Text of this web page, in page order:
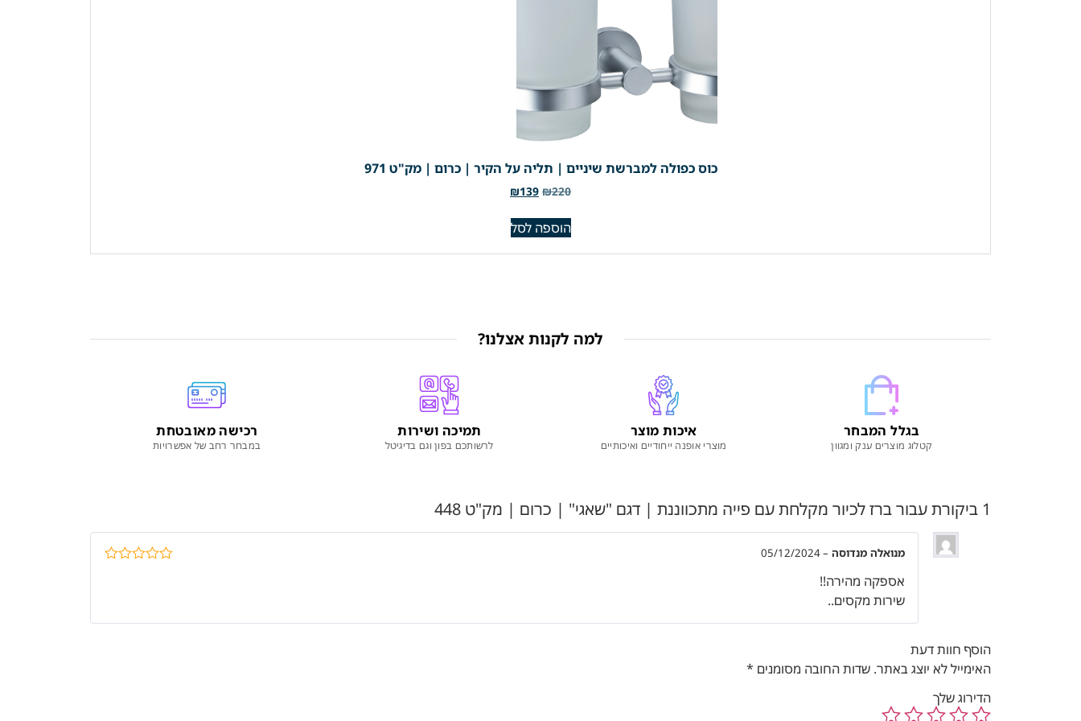
כוס כפולה למברשת שיניים | תליה על הקיר | כרום | מק"ט 971
₪220
₪139
הוספה לסל
למה לקנות אצלנו?
בגלל המבחר
קטלוג מוצרים ענק ומגוון
איכות מוצר
מוצרי אופנה ייחודיים ואיכותיים
תמיכה ושירות
לרשותכם בפון וגם בדיגיטל
רכישה מאובטחת
במבחר רחב של אפשרויות
1 ביקורת עבור ברז לכיור מקלחת עם פייה מתכווננת | דגם "שאגי" | כרום | מק"ט 448
מנואלה מנדוסה –
05/12/2024
אספקה מהירה!!
שירות מקסים..
הוסף חוות דעת
האימייל לא יוצג באתר. שדות החובה מסומנים *
הדירוג שלך